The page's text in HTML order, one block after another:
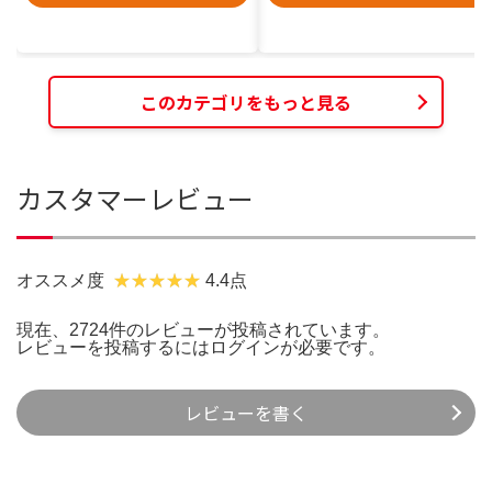
このカテゴリをもっと見る
カスタマーレビュー
オススメ度 4.4点
現在、2724件のレビューが投稿されています。
レビューを投稿するには ログインが必要です。
レビューを書く